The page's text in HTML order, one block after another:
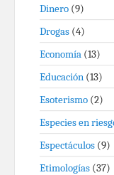
Dinero (9)
Drogas (4)
Economía (13)
Educación (13)
Esoterismo (2)
Especies en
Espectáculos (9)
Etimologías (37)